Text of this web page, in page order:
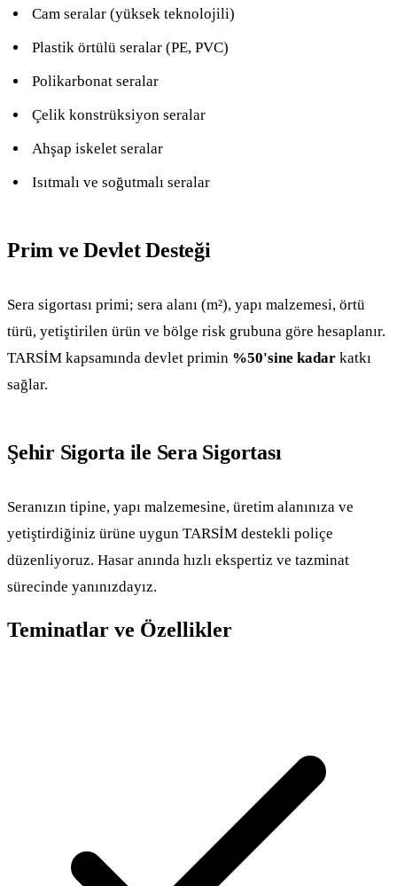
Cam seralar (yüksek teknolojili)
Plastik örtülü seralar (PE, PVC)
Polikarbonat seralar
Çelik konstrüksiyon seralar
Ahşap iskelet seralar
Isıtmalı ve soğutmalı seralar
Prim ve Devlet Desteği
Sera sigortası primi; sera alanı (m²), yapı malzemesi, örtü
türü, yetiştirilen ürün ve bölge risk grubuna göre hesaplanır.
TARSİM kapsamında devlet primin %50'sine kadar katkı
sağlar.
Şehir Sigorta ile Sera Sigortası
Seranızın tipine, yapı malzemesine, üretim alanınıza ve
yetiştirdiğiniz ürüne uygun TARSİM destekli poliçe
düzenliyoruz. Hasar anında hızlı ekspertiz ve tazminat
sürecinde yanınızdayız.
Teminatlar ve Özellikler